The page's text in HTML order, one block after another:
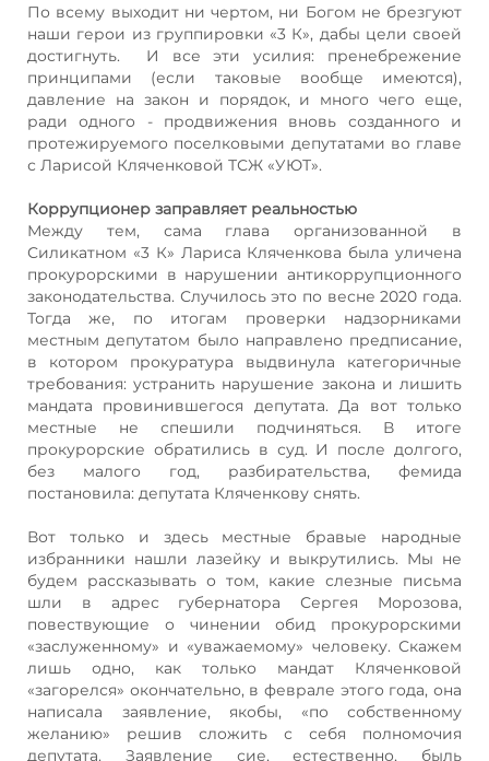
По всему выходит ни чертом, ни Богом не брезгуют
наши герои из группировки «3 К», дабы цели своей
достигнуть. И все эти усилия: пренебрежение
принципами (если таковые вообще имеются),
давление на закон и порядок, и много чего еще,
ради одного - продвижения вновь созданного и
протежируемого поселковыми депутатами во главе
с Ларисой Кляченковой ТСЖ «УЮТ».
Коррупционер заправляет реальностью
Между тем, сама глава организованной в
Силикатном «3 К» Лариса Кляченкова была уличена
прокурорскими в нарушении антикоррупционного
законодательства. Случилось это по весне 2020 года.
Тогда же, по итогам проверки надзорниками
местным депутатом было направлено предписание,
в котором прокуратура выдвинула категоричные
требования: устранить нарушение закона и лишить
мандата провинившегося депутата. Да вот только
местные не спешили подчиняться. В итоге
прокурорские обратились в суд. И после долгого,
без малого год, разбирательства, фемида
постановила: депутата Кляченкову снять.
Вот только и здесь местные бравые народные
избранники нашли лазейку и выкрутились. Мы не
будем рассказывать о том, какие слезные письма
шли в адрес губернатора Сергея Морозова,
повествующие о чинении обид прокурорскими
«заслуженному» и «уважаемому» человеку. Скажем
лишь одно, как только мандат Кляченковой
«загорелся» окончательно, в феврале этого года, она
написала заявление, якобы, «по собственному
желанию» решив сложить с себя полномочия
депутата. Заявление сие, естественно, быль